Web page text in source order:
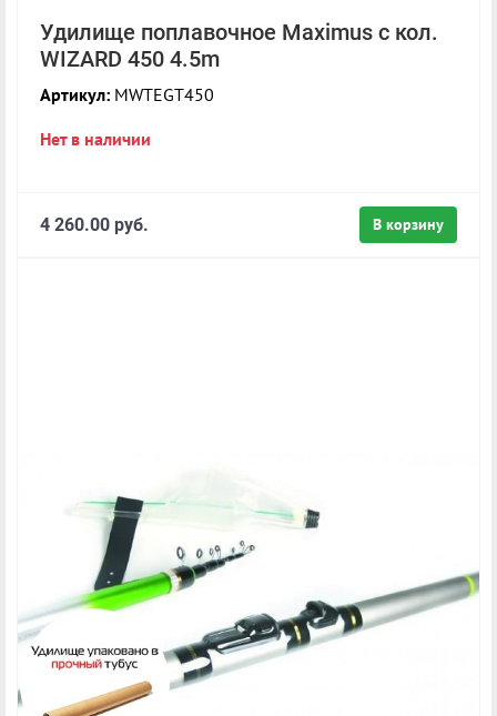
Удилище поплавочное Maximus с кол.
WIZARD 450 4.5m
Артикул: MWTEGT450
Нет в наличии
В корзину
4 260.00 руб.